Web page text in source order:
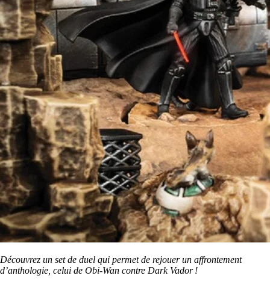
Découvrez un set de duel qui permet de rejouer un affrontement
d’anthologie, celui de Obi-Wan contre Dark Vador !